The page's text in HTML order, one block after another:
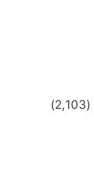
(2,103)